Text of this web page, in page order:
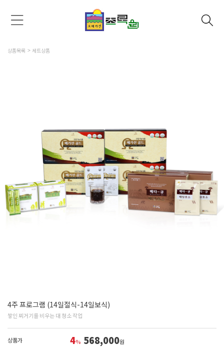
상품목록 세트상품
4주 프로그램 (14일절식-14일보식)
쌓인 찌거기를 비우는 대 청소 작업
상품가 4% 568,000원